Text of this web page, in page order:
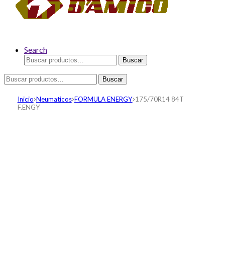
Search
Buscar
por:
Buscar
Buscar
por:
Buscar
Inicio Neumaticos FORMULA ENERGY 175/70R14 84T
F.ENGY